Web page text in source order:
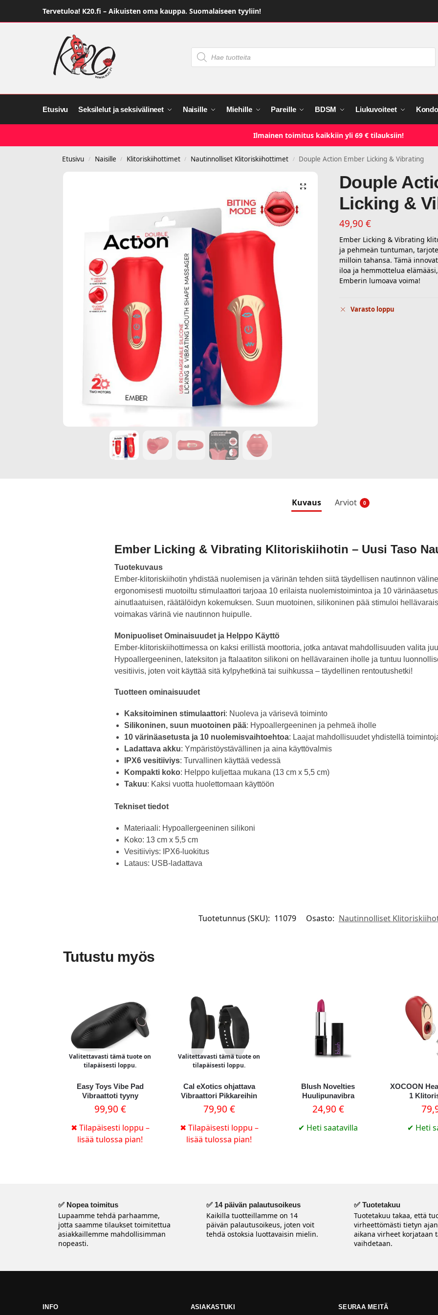
Tervetuloa! K20.fi – Aikuisten oma kauppa. Suomalaiseen tyyliin!
Etusivu Seksilelut ja seksivälineet Naisille Miehille Pareille BDSM Liukuvoiteet
Ilmainen toimitus kaikkiin yli 69 € tilauksiin!
Etusivu / Naisille / Klitoriskiihottimet / Nautinnolliset Klitoriskiihottimet / Douple Action Ember Licking & Vibrating
Douple
Licking &
49,90 €
Ember Licking & Vibrating
ja pehmeän tuntuman,
milloin tahansa. Tämä
iloa ja hemmottelua
Emberin lumoava voima!
Varasto loppu
Kuvaus Arviot 0
Ember Licking & Vibrating Klitoriskiihotin – Uusi Taso
Tuotekuvaus
Ember-klitoriskiihotin yhdistää nuolemisen ja värinän tehden siitä täydellisen nautinnon
ergonomisesti muotoiltu stimulaattori tarjoaa 10 erilaista nuolemistoimintoa ja 10
ainutlaatuisen, räätälöidyn kokemuksen. Suun muotoinen, silikoninen pää stimuloi
voimakas värinä vie nautinnon huipulle.
Monipuoliset Ominaisuudet ja Helppo Käyttö
Ember-klitoriskiihottimessa on kaksi erillistä moottoria, jotka antavat mahdollisuuden valita
Hypoallergeeninen, lateksiton ja ftalaatiton silikoni on hellävarainen iholle ja tuntuu
vesitiivis, joten voit käyttää sitä kylpyhetkinä tai suihkussa – täydellinen rentoutushetki!
Tuotteen ominaisuudet
Kaksitoiminen stimulaattori: Nuoleva ja värisevä toiminto
Silikoninen, suun muotoinen pää: Hypoallergeeninen ja pehmeä iholle
10 värinäasetusta ja 10 nuolemisvaihtoehtoa: Laajat mahdollisuudet yhdistellä
Ladattava akku: Ympäristöystävällinen ja aina käyttövalmis
IPX6 vesitiiviys: Turvallinen käyttää vedessä
Kompakti koko: Helppo kuljettaa mukana (13 cm x 5,5 cm)
Takuu: Kaksi vuotta huolettomaan käyttöön
Tekniset tiedot
Materiaali: Hypoallergeeninen silikoni
Koko: 13 cm x 5,5 cm
Vesitiiviys: IPX6-luokitus
Lataus: USB-ladattava
Tuotetunnus (SKU): 11079 Osasto: Nautinnolliset
Tutustu myös
Valitettavasti tämä tuote on
tilapäisesti loppu.
Easy Toys Vibe Pad
Vibraattoti tyyny
99,90 €
✖ Tilapäisesti loppu –
lisää tulossa pian!
Valitettavasti tämä tuote on
tilapäisesti loppu.
Cal eXotics ohjattava
Vibraattori Pikkareihin
79,90 €
✖ Tilapäisesti loppu –
lisää tulossa pian!
Blush Novelties
Huulipunavibra
24,90 €
✔ Heti saatavilla
XOCOON
1
✔ Heti
✅ Nopea toimitus
Lupaamme tehdä parhaamme,
jotta saamme tilaukset toimitettua
asiakkaillemme mahdollisimman
nopeasti.
✅ 14 päivän palautusoikeus
Kaikilla tuotteillamme on 14
päivän palautusoikeus, joten voit
tehdä ostoksia luottavaisin mielin.
✅ Tuotetakuu
Tuotetakuu takaa, että
virheettömästi tietyn
aikana virheet korjataan
vaihdetaan.
INFO ASIAKASTUKI SEURAA MEITÄ